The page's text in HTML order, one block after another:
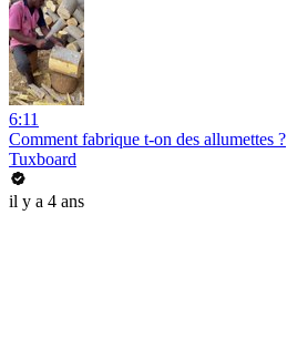
6:11
Comment fabrique t-on des allumettes ?
Tuxboard
il y a 4 ans